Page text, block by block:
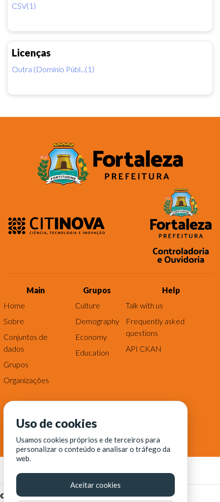
CSV(1)
Licenças
Outra (Domínio Públ...(1)
Main
Home
Sobre
Conjuntos de
dados
Grupos
Organizações
Grupos
Culture
Demography
Economy
Education
Help
Talk with us
Frequently asked
questions
API CKAN
© Fortaleza Digital || CITINOVA - Fundação de Ciência,
Uso de cookies
Usamos cookies próprios e de terceiros para
personalizar o conteúdo e analisar o tráfego da
web.
Aceitar cookies